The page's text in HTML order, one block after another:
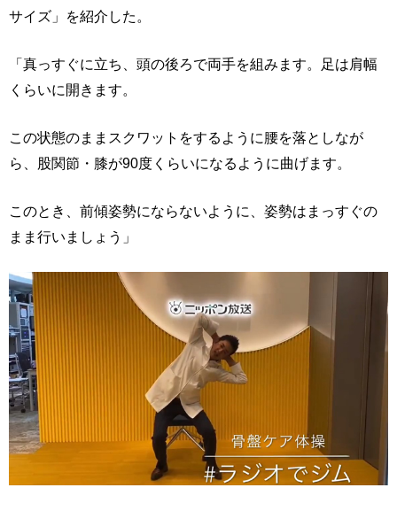
サイズ」を紹介した。
「真っすぐに立ち、頭の後ろで両手を組みます。足は肩幅
くらいに開きます。
この状態のままスクワットをするように腰を落としなが
ら、股関節・膝が90度くらいになるように曲げます。
このとき、前傾姿勢にならないように、姿勢はまっすぐの
まま行いましょう」